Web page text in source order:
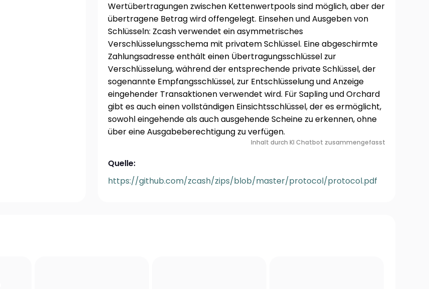
Wertübertragungen zwischen Kettenwertpools sind möglich, aber der
übertragene Betrag wird offengelegt. Einsehen und Ausgeben von
Schlüsseln: Zcash verwendet ein asymmetrisches
Verschlüsselungsschema mit privatem Schlüssel. Eine abgeschirmte
Zahlungsadresse enthält einen Übertragungsschlüssel zur
Verschlüsselung, während der entsprechende private Schlüssel, der
sogenannte Empfangsschlüssel, zur Entschlüsselung und Anzeige
eingehender Transaktionen verwendet wird. Für Sapling und Orchard
gibt es auch einen vollständigen Einsichtsschlüssel, der es ermöglicht,
sowohl eingehende als auch ausgehende Scheine zu erkennen, ohne
über eine Ausgabeberechtigung zu verfügen.
Inhalt durch KI Chatbot zusammengefasst
Quelle:
https://github.com/zcash/zips/blob/master/protocol/protocol.pdf